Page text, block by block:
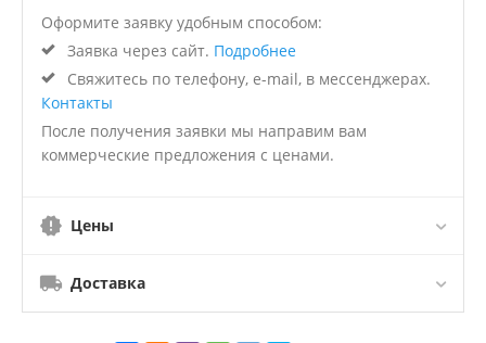
Оформите заявку удобным способом:
Заявка через сайт. Подробнее
Свяжитесь по телефону, e-mail, в мессенджерах.
Контакты
После получения заявки мы направим вам
коммерческие предложения с ценами.
Цены
Доставка